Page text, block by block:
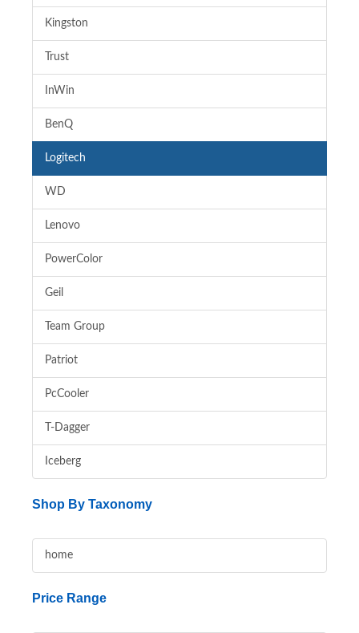
Kingston
Trust
InWin
BenQ
Logitech
WD
Lenovo
PowerColor
Geil
Team Group
Patriot
PcCooler
T-Dagger
Iceberg
Shop By Taxonomy
home
Price Range